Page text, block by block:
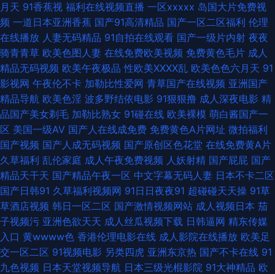
一区一区三91 91大香蕉公开在线 日韩丝袜OL 日韩中文字幕有码 先锋av资
源网在线 香蕉人在线 影音先锋熟女资源网站 91操碰免费视频t 91麻豆精品久
久 91色后入 91在线精品尤物 91资源总站在线观看 成人午夜福利视频 传媒视
频在线看 东方av亚洲 东方av在线网 九一蜜桃 久久精产品 久久96 久荜中文
字摹 免费成人毛片视频 欧美性爱a 日逼不卡 日韩无人区视频 先锋影音aV中
文字幕 伊人久久新址 91豆花久久 91福利姬视频 91网免费看嫩草 97人妻网 A
片共享资源吧 国产激情精品在线 国产做受高潮久久 加勒比大香蕉东京热 男
女福利视频 日韩成人卡一 日韩精品A片一区二区 久久精品中文字幕麻豆 在
线91VA视频 91韩国老司机 91蜜桃日韩 91熟女露脸专区 爱福利91微拍 岛国
月天 91香蕉视 福利在线视频直播 一区xxxxx 岛国大片免费视
频 一道日本亚洲香蕉 国产91高清精品 国产一区二区福利 伦理
在线播放 人妻无码精品 91自拍在线观看 国产一级片内射 夜夜
骑青青草 欧美色图人妻 在线免费欧美视频 免费黄色毛片 成人
精品无码视频 欧美午夜极品 性欧美ⅩⅩⅩⅩ乱 欧美色色六月天 91
影视网 午夜伦不卡 加勒比性爱网 青草国产在线视频 亚洲国产
精品导航 欧美色淫 波多野结依电影 91狠狠撸 成人深夜电影 精
品国产美女剃毛 加勒比熟女 91碰在线 欧美裸模 萌白酱国产一
区 美国一级AV 国产人在线成免费 免费黄色A片网址 微拍福利
国产视频 国产人成无码视频 国产原创区色花堂 在线免费黄A片
久草福利 乱伦家庭 成人午夜免费视频 人妖射精 国产屁屁 国产
精品天干天 国产精品午夜一区 中文字幕无码人妻 日本不卡二区
国产日韩91 久草福利视频网 91日日夜夜91 超碰碰天天操 91草
草酒店视频 韩日一区二区 国产激情视频网站 成人视频日本 茄
子视频污 亚洲色欲天天 成人丝瓜视频下载 日韩逼网 精东传媒
入口 黄wwww色 香港伦理电影在线 成人影院在线播放 欧美足
交一区二区 91视频电影 另类四虎 亚洲东京热 国产不卡在线 91
九色视频 日本天堂视频导航 日本三级光棍影院 91大神精品 欧